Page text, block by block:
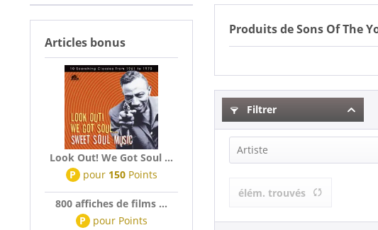
Articles bonus
Look Out! We Got Soul ...
P pour 150Points
800 affiches de films ...
P pour Points
Produits deSons Of The
Filtrer
Artiste
élém. trouvés